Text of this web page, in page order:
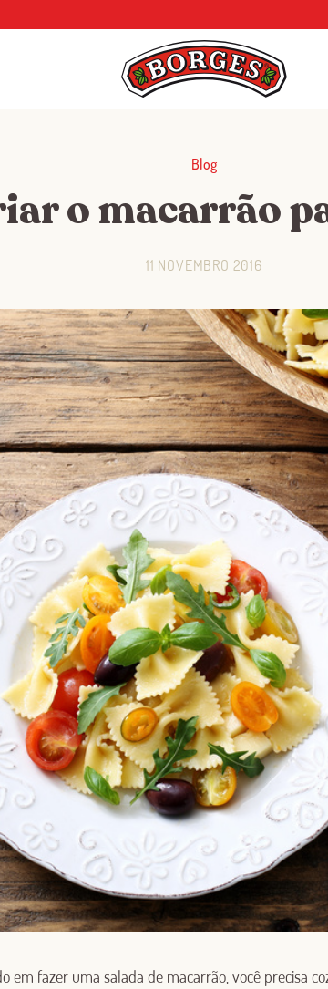
Blog
o macarrão
11 NOVEMBRO 2016
em fazer uma salada de macarrão, você precisa